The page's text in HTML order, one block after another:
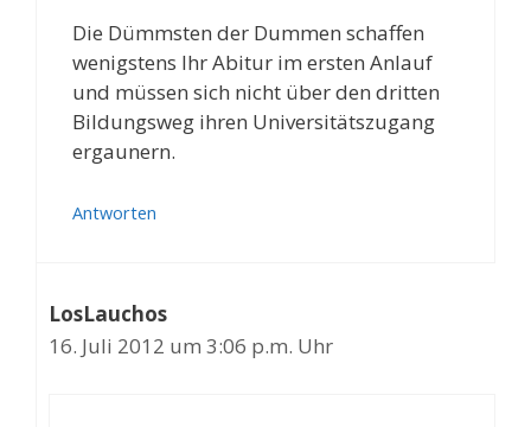
Die Dümmsten der Dummen schaffen
wenigstens Ihr Abitur im ersten Anlauf
und müssen sich nicht über den dritten
Bildungsweg ihren Universitätszugang
ergaunern.
Antworten
LosLauchos
16. Juli 2012 um 3:06 p.m. Uhr